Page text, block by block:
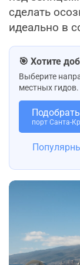
сделать
идеально в
🎯 Хотите
Выберите
местных гидов.
порт Санта-